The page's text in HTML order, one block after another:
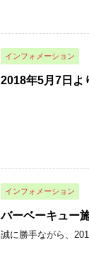
インフォメーション
2018年5月7日よ
インフォメーション
バーベーキュー
誠に勝手ながら、